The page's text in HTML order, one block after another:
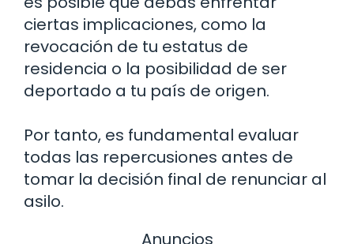
ciertas implicaciones, como la
revocación de tu estatus de
residencia o la posibilidad de ser
deportado a tu país de origen.
Por tanto, es fundamental evaluar
todas las repercusiones antes de
tomar la decisión final de renunciar al
asilo.
Anuncios